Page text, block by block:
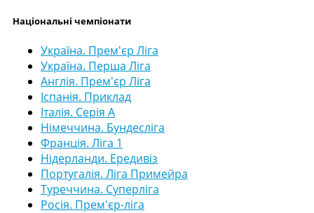
Національні чемпіонати
Україна. Прем'єр Ліга
Україна. Перша Ліга
Англія. Прем'єр Ліга
Іспанія. Приклад
Італія. Серія А
Німеччина. Бундесліга
Франція. Ліга 1
Нідерланди. Ередивіз
Португалія. Ліга Примейра
Туреччина. Суперліга
Росія. Прем'єр-ліга